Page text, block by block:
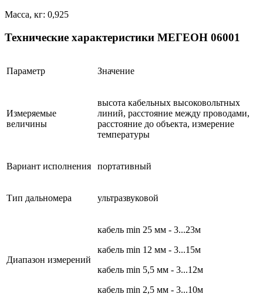
Масса, кг: 0,925
Технические характеристики МЕГЕОН 06001
Параметр Значение
Измеряемые
величины
высота кабельных высоковольтных
линий, расстояние между проводами,
расстояние до объекта, измерение
температуры
Вариант исполнения портативный
Тип дальномера ультразвуковой
Диапазон измерений
кабель min 25 мм - 3...23м
кабель min 12 мм - 3...15м
кабель min 5,5 мм - 3...12м
кабель min 2,5 мм - 3...10м